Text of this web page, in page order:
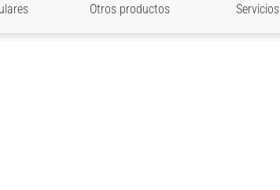
Otros productos Servicios